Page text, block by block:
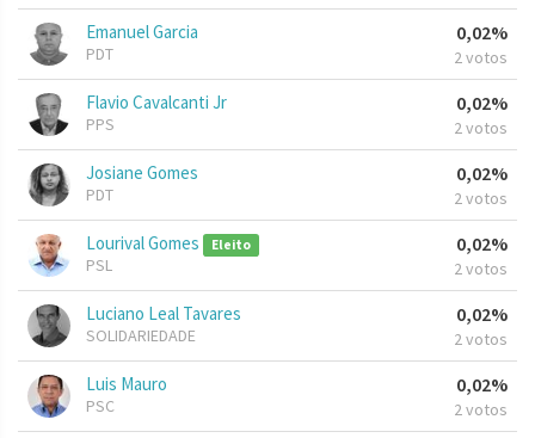
Emanuel Garcia
PDT
0,02%
2 votos
Flavio Cavalcanti Jr
PPS
0,02%
2 votos
Josiane Gomes
PDT
0,02%
2 votos
Lourival Gomes Eleito
PSL
0,02%
2 votos
Luciano Leal Tavares
SOLIDARIEDADE
0,02%
2 votos
Luis Mauro
PSC
0,02%
2 votos